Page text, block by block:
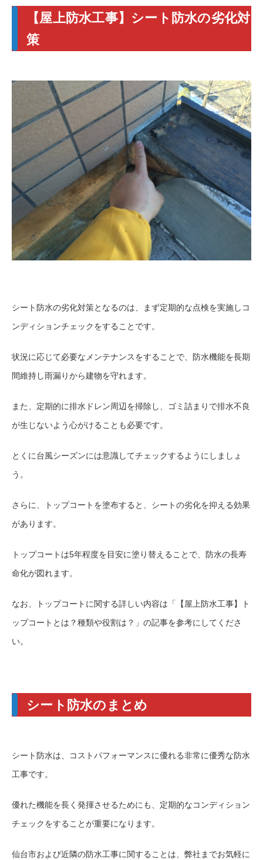
【屋上防水工事】シート防水の劣化対
策
シート防水の劣化対策となるのは、まず定期的な点検を実施しコ
ンディションチェックをすることです。
状況に応じて必要なメンテナンスをすることで、防水機能を長期
間維持し雨漏りから建物を守れます。
また、定期的に排水ドレン周辺を掃除し、ゴミ詰まりで排水不良
が生じないよう心がけることも必要です。
とくに台風シーズンには意識してチェックするようにしましょ
う。
さらに、トップコートを塗布すると、シートの劣化を抑える効果
があります。
トップコートは5年程度を目安に塗り替えることで、防水の長寿
命化が図れます。
なお、トップコートに関する詳しい内容は 「【屋上防水工事】ト
ップコートとは？種類や役割は？」 の記事を参考にしてくださ
い。
シート防水のまとめ
シート防水は、コストパフォーマンスに優れる非常に優秀な防水
工事です。
優れた機能を長く発揮させるためにも、定期的なコンディション
チェックをすることが重要になります。
仙台市および近隣の防水工事に関することは、弊社までお気軽に